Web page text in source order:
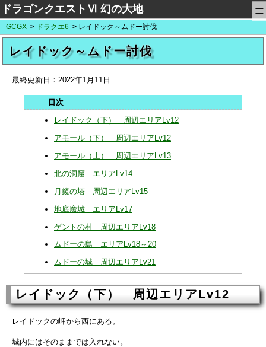
ドラゴンクエストⅥ 幻の大地 ≡
GCGX ドラクエ6 レイドック～ムドー討伐
レイドック～ムドー討伐
最終更新日： 2022年1月11日
レイドック（下） 周辺エリアLv12
アモール（下） 周辺エリアLv12
アモール（上） 周辺エリアLv13
北の洞窟 エリアLv14
月鏡の塔 周辺エリアLv15
地底魔城 エリアLv17
ゲントの村 周辺エリアLv18
ムドーの島 エリアLv18～20
ムドーの城 周辺エリアLv21
レイドック（下） 周辺エリアLv12
レイドックの岬から西にある。
城内にはそのままでは入れない。